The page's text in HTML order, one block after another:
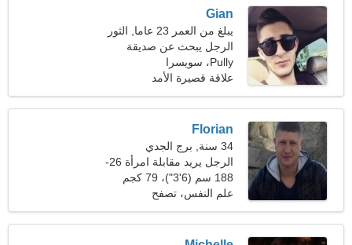
Gian
يبلغ من العمر 23 عاما, الثور
الرجل يبحث عن صديقة
Pully، سويسرا
علاقة قصيرة الأمد
Florian
34 سنة, برج الجدي
الرجل يريد مقابلة امرأة 26-
29
188 سم (6'3")، 79 كجم
(174 رطلا)
علم النفس، تصفح